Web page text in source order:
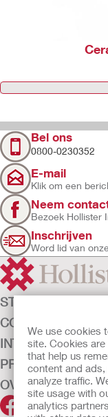
We use cookies
site. Cookies
that help us
content and
analyze traffic.
site usage with
analytics
Bel ons
0800-0230352
E-mail
Klik om een
Neem
Bezoek Hollister
Inschrijven
Word lid van
STOMAZORG
CONTINENTIEZORG
INTENSIEVE ZORG
PRODUCTEN
OVER ONS